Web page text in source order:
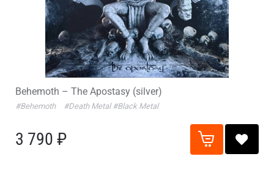
Behemoth – The Apostasy (silver)
#Behemoth #Death Metal #Black Metal
3 790 ₽